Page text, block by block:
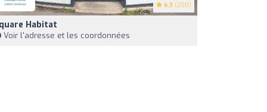
4.3 (200)
Habitat
Voir l'adresse et les coordonnées